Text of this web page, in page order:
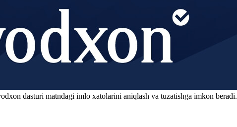
dasturi matndagi imlo xatolarini aniqlash va tuzatishga imkon beradi.